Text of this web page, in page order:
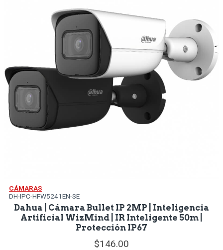
CÁMARAS
DH-IPC-HFW5241EN-SE
Dahua | Cámara Bullet IP 2MP | Inteligencia
Artificial WizMind | IR Inteligente 50m |
Protección IP67
146.00